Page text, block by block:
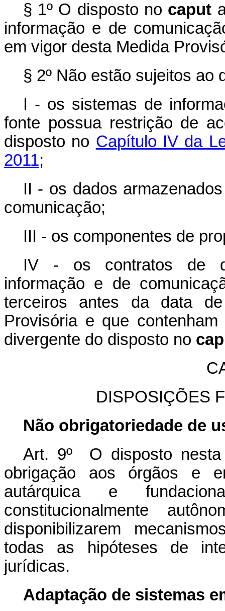
§ 1º O disposto no caput
informação e de
em vigor desta Medida
§ 2º Não estão sujeitos ao
I - os sistemas de
fonte possua restrição de
disposto no Capítulo IV da
2011;
II - os dados
comunicação;
III - os componentes de
IV - os contratos de
informação e de
terceiros antes da data
Provisória e que
divergente do disposto no
DISPOSIÇÕES
Não obrigatoriedade de
Art. 9º O disposto nesta
obrigação aos órgãos e
autárquica e
constitucionalmente
disponibilizarem
todas as hipóteses de
jurídicas.
Adaptação de sistemas